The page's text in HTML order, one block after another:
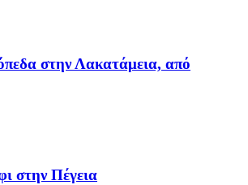
στην Λακατάμεια, από
στην Πέγεια